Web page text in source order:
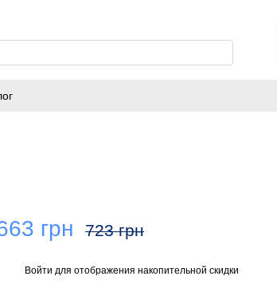
грн 723 грн
Войти для отображения накопительной скидки